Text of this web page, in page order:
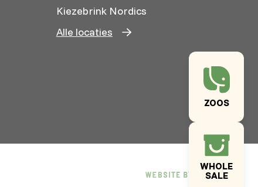
ZOOS
WHOLE
SALE
Kiezebrink Nordics
Alle locaties